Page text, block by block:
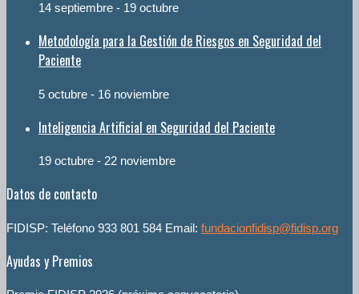
14 septiembre - 19 octubre
Metodología para la Gestión de Riesgos en Seguridad del
Paciente
5 octubre - 16 noviembre
Inteligencia Artificial en Seguridad del Paciente
19 octubre - 22 noviembre
Datos de contacto
FIDISP: Teléfono 933 801 584 Email: fundacionfidisp@fidisp.org
Ayudas y Premios